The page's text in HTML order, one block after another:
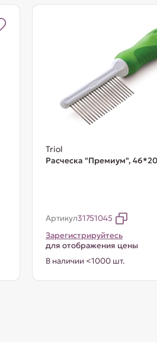
Triol
Расческа "Премиум",
Артикул31751045
Зарегистрируйтесь
для отображения цены
В наличии <1000 шт.